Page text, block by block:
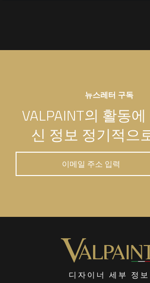
뉴스레터 구독
VALPAINT의 활동
신 정보 정기적으
디자이너 세부 정보